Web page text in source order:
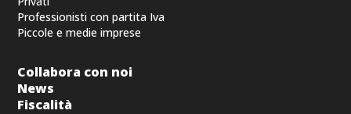
Professionisti con partita Iva
Piccole e medie imprese
Collabora con noi
News
Fiscalità